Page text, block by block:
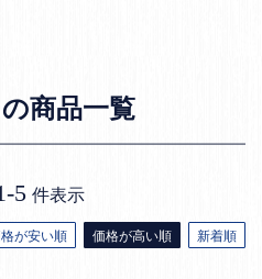
商品一覧
が安い順 価格が高い順 新着順
-5 件表示